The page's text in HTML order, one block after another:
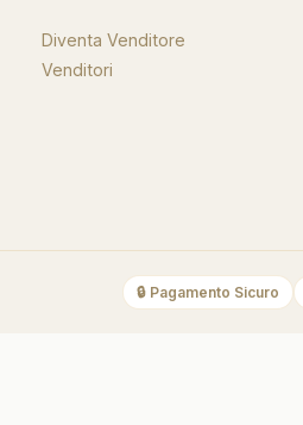
Diventa Venditore
Venditori
🔒 Pagamento Sicuro